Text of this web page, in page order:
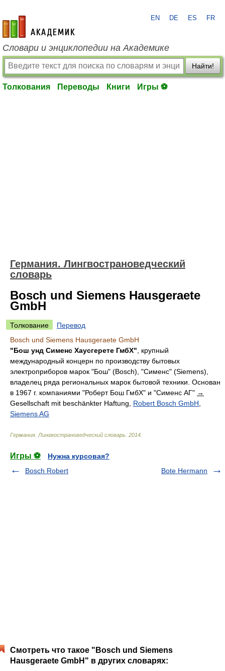
academic.ru
EN DE ES FR
Словари и энциклопедии на Академике
Найти!
Толкования Переводы Книги Игры ⚽
Германия. Лингвострановедческий
словарь
Bosch und Siemens Hausgeraete
GmbH
Толкование
Перевод
Bosch und Siemens Hausgeraete GmbH
"Бош унд Сименс Хаусгерете ГмбХ" , крупный
международный концерн по производству бытовых
электроприборов марок "Бош" (Bosch), "Сименс" (Siemens),
владелец ряда региональных марок бытовой техники. Основан
в 1967 г. компаниями "Роберт Бош ГмбХ" и "Сименс АГ" →
Gesellschaft mit beschänkter Haftung, Robert Bosch GmbH
Siemens AG
Германия. Лингвострановедческий словарь 2014
Игры ⚽
Нужна курсовая?
Bosch Robert
Bote Hermann
Смотреть что такое "Bosch und Siemens
Hausgeraete GmbH" в других словарях: